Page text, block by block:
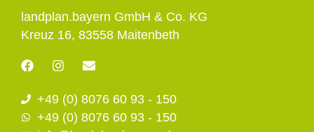
landplan.bayern GmbH & Co. KG
Kreuz 16, 83558 Maitenbeth
F
a
e
b
o
I
n
t
a
g
E
e
l
o
+49 (0) 8076 60 93 - 150
+49 (0) 8076 60 93 - 150